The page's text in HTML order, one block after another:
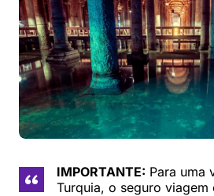
IMPORTANTE: Para uma
Turquia, o seguro viagem